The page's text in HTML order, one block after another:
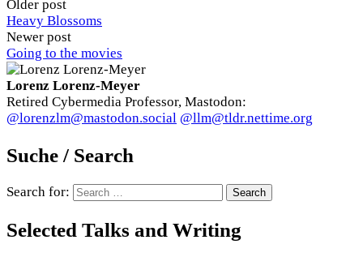
Older post
Heavy Blossoms
Newer post
Going to the movies
Lorenz Lorenz-Meyer
Retired Cybermedia Professor, Mastodon:
@lorenzlm@mastodon.social @llm@tldr.nettime.org
Suche / Search
Search for:
Selected Talks and Writing